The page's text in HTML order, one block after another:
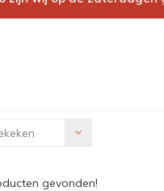
gevonden!